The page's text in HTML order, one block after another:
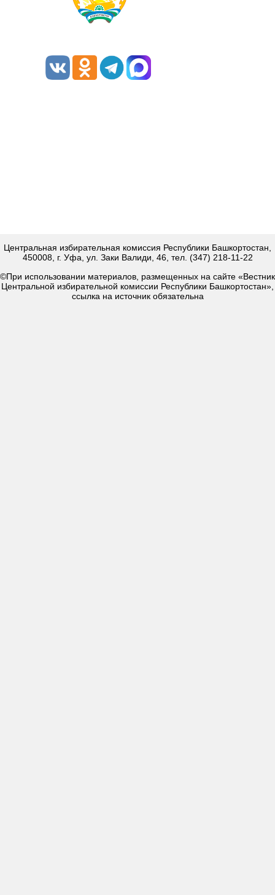
Центральная избирательная комиссия Республики Башкортостан,
450008, г. Уфа, ул. Заки Валиди, 46, тел. (347) 218-11-22
©При использовании материалов, размещенных на сайте «Вестник
Центральной избирательной комиссии Республики Башкортостан»,
ссылка на источник обязательна